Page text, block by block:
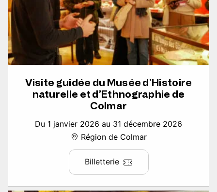
Visite guidée du Musée d’Histoire
naturelle et d’Ethnographie de
Colmar
Du 1 janvier 2026 au 31 décembre 2026
Région de Colmar
Billetterie